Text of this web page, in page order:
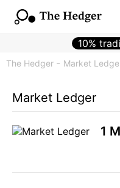
10%
The Hedger Market
Market Ledger
1